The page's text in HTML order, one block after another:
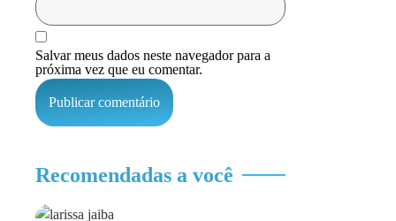
Salvar meus dados neste navegador para a
próxima vez que eu comentar.
Recomendadas a você